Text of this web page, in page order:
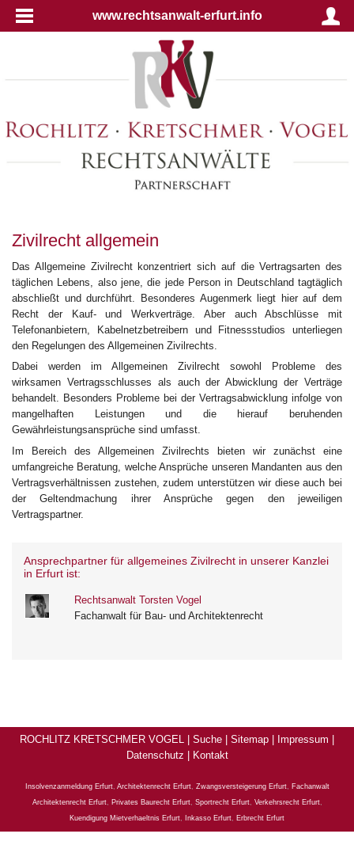
www.rechtsanwalt-erfurt.info
Zivilrecht allgemein
Das Allgemeine Zivilrecht konzentriert sich auf die Vertragsarten des
täglichen Lebens, also jene, die jede Person in Deutschland tagtäglich
abschließt und durchführt. Besonderes Augenmerk liegt hier auf dem
Recht der Kauf- und Werkverträge. Aber auch Abschlüsse mit
Telefonanbietern, Kabelnetzbetreibern und Fitnessstudios unterliegen
den Regelungen des Allgemeinen Zivilrechts.
Dabei werden im Allgemeinen Zivilrecht sowohl Probleme des
wirksamen Vertragsschlusses als auch der Abwicklung der Verträge
behandelt. Besonders Probleme bei der Vertragsabwicklung infolge von
mangelhaften Leistungen und die hierauf beruhenden
Gewährleistungsansprüche sind umfasst.
Im Bereich des Allgemeinen Zivilrechts bieten wir zunächst eine
umfangreiche Beratung, welche Ansprüche unseren Mandanten aus den
Vertragsverhältnissen zustehen, zudem unterstützen wir diese auch bei
der Geltendmachung ihrer Ansprüche gegen den jeweiligen
Vertragspartner.
Ansprechpartner für allgemeines Zivilrecht in unserer Kanzlei
in Erfurt ist:
Rechtsanwalt Torsten Vogel
Fachanwalt für Bau- und Architektenrecht
ROCHLITZ KRETSCHMER VOGEL | Suche Sitemap Impressum
Datenschutz
Kontakt
Insolvenzanmeldung Erfurt, Architektenrecht Erfurt, Zwangsversteigerung Erfurt, Fachanwalt
Architektenrecht Erfurt, Privates Baurecht Erfurt, Sportrecht Erfurt, Verkehrsrecht Erfurt,
Kuendigung Mietverhaeltnis Erfurt, Inkasso Erfurt, Erbrecht Erfurt